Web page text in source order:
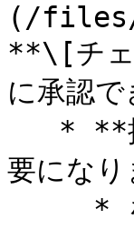
(/files/
**\[チェ
に承認
要になり